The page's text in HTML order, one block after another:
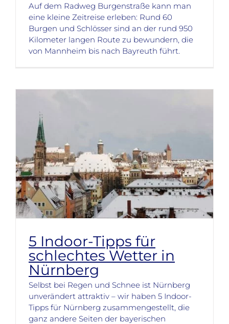
Auf dem Radweg Burgenstraße kann man
eine kleine Zeitreise erleben: Rund 60
Burgen und Schlösser sind an der rund 950
Kilometer langen Route zu bewundern, die
von Mannheim bis nach Bayreuth führt.
5 Indoor-Tipps für
schlechtes Wetter in
Nürnberg
Selbst bei Regen und Schnee ist Nürnberg
unverändert attraktiv – wir haben 5 Indoor-
Tipps für Nürnberg zusammengestellt, die
ganz andere Seiten der bayerischen